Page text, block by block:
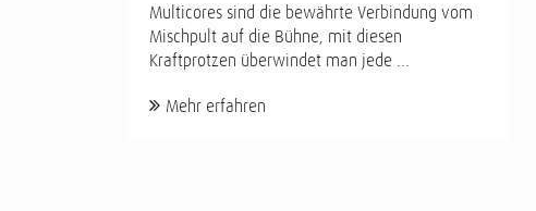
Multicores sind die bewährte Verbindung vom
Mischpult auf die Bühne, mit diesen
Kraftprotzen überwindet man jede ...
Mehr erfahren